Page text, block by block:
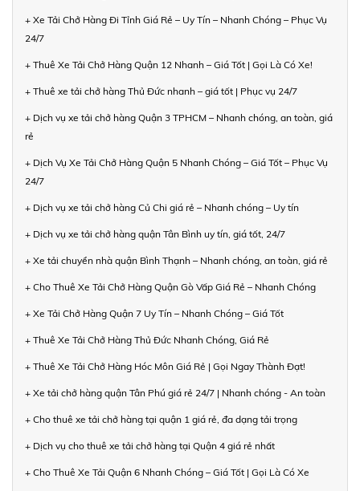
+ Xe Tải Chở Hàng Đi Tỉnh Giá Rẻ – Uy Tín – Nhanh Chóng – Phục Vụ
24/7
+ Thuê Xe Tải Chở Hàng Quận 12 Nhanh – Giá Tốt | Gọi Là Có Xe!
+ Thuê xe tải chở hàng Thủ Đức nhanh – giá tốt | Phục vụ 24/7
+ Dịch vụ xe tải chở hàng Quận 3 TPHCM – Nhanh chóng, an toàn, giá
rẻ
+ Dịch Vụ Xe Tải Chở Hàng Quận 5 Nhanh Chóng – Giá Tốt – Phục Vụ
24/7
+ Dịch vụ xe tải chở hàng Củ Chi giá rẻ – Nhanh chóng – Uy tín
+ Dịch vụ xe tải chở hàng quận Tân Bình uy tín, giá tốt, 24/7
+ Xe tải chuyển nhà quận Bình Thạnh – Nhanh chóng, an toàn, giá rẻ
+ Cho Thuê Xe Tải Chở Hàng Quận Gò Vấp Giá Rẻ – Nhanh Chóng
+ Xe Tải Chở Hàng Quận 7 Uy Tín – Nhanh Chóng – Giá Tốt
+ Thuê Xe Tải Chở Hàng Thủ Đức Nhanh Chóng, Giá Rẻ
+ Thuê Xe Tải Chở Hàng Hóc Môn Giá Rẻ | Gọi Ngay Thành Đạt!
+ Xe tải chở hàng quận Tân Phú giá rẻ 24/7 | Nhanh chóng - An toàn
+ Cho thuê xe tải chở hàng tại quận 1 giá rẻ, đa dạng tải trọng
+ Dịch vụ cho thuê xe tải chở hàng tại Quận 4 giá rẻ nhất
+ Cho Thuê Xe Tải Quận 6 Nhanh Chóng – Giá Tốt | Gọi Là Có Xe